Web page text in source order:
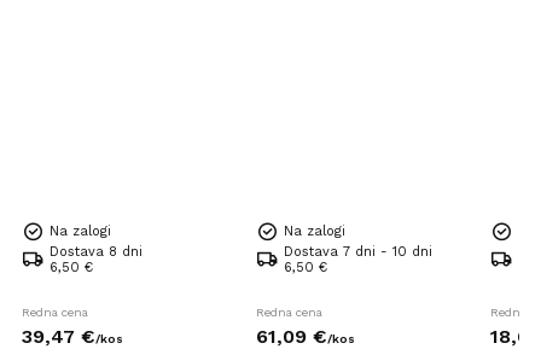
Na zalogi
Dostava 8 dni
6,50 €
Redna cena
39,47 €/kos
Na zalogi
Dostava 7 dni - 10 dni
6,50 €
Redna cena
61,09 €/kos
Redna
18,63